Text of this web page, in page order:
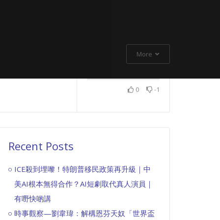
More
0 -1
Recent Posts
ICE殺到埋嚟！特朗普移民政策再升級｜中
美AI根本無得合作？AI短劇取代真人演員｜
有嘢快啲講
時事觀察—劉韋瑋：解構恩芬天奴「世界盃